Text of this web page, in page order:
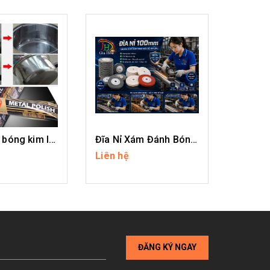
Kem đánh bóng kim loại AUTOSOL
Đĩa Nỉ Xám Đánh Bóng Inox
Liên hệ
ĐĂNG KÝ NGAY